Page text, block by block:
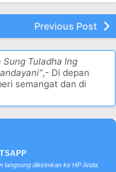
Previous Post
Sung Tuladha Ing
,- Di depan
semangat dan di
langsung dikirimkan ke HP Anda.